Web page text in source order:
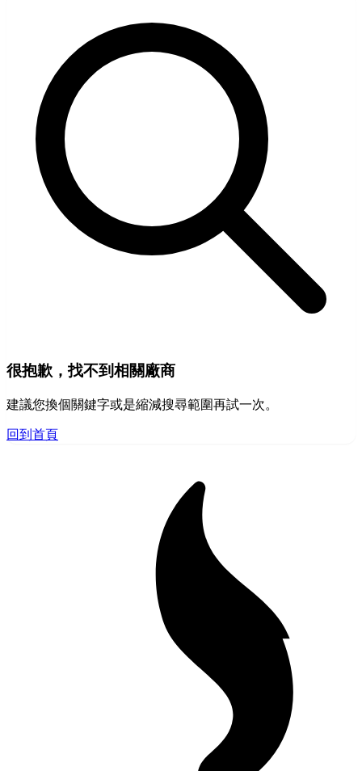
很抱歉，找不到相關廠商
建議您換個關鍵字或是縮減搜尋範圍再試一次。
回到首頁